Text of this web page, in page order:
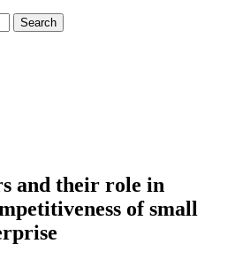
Search
and their role in
of small